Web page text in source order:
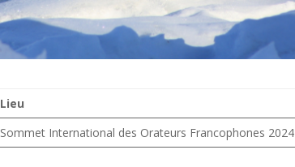
Lieu
Sommet International des Orateurs Francophones 2024